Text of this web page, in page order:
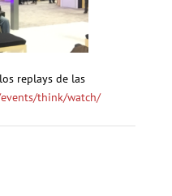
replays de las
think/watch/